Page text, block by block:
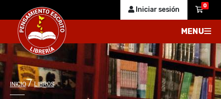
Iniciar sesión 0
MENU
INICIO/LIBROS